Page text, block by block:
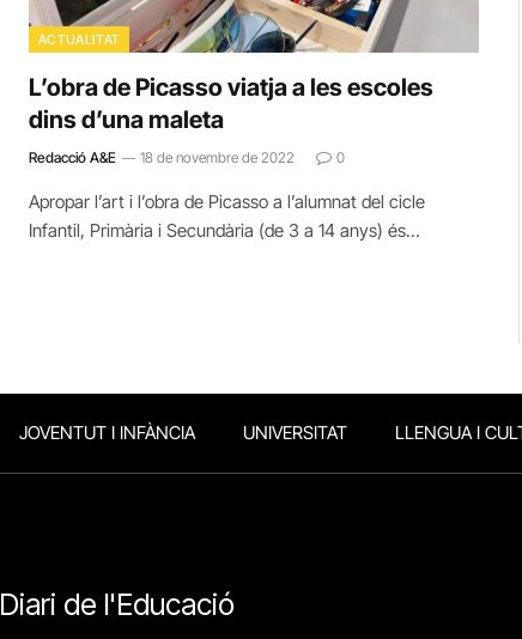
ACTUALITAT
L’obra de Picasso viatja a les escoles
dins d’una maleta
Redacció A&E 18 de novembre de 2022 0
Apropar l’art i l’obra de Picasso a l’alumnat del cicle
Infantil, Primària i Secundària (de 3 a 14 anys) és…
JOVENTUT I INFÀNCIA UNIVERSITAT LLENGUA I